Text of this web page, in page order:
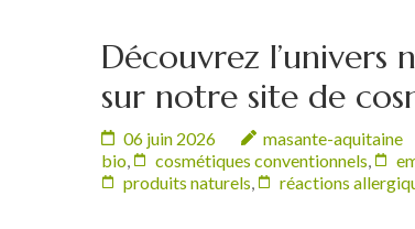
Découvrez
sur notre site de
06 juin 2026 masante-aquitaine
bio
cosmétiques conventionnels
produits naturels
réactions